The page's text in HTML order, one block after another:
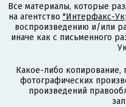
Все материалы, которые
на агентство "Интерфакс-
воспроизведению и/или
иначе как с письменного
Какое-либо копирование,
фотографических
произведений